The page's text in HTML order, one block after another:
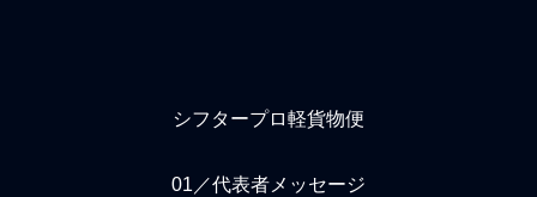
シフタープロ軽貨物便
01／代表者メッセージ